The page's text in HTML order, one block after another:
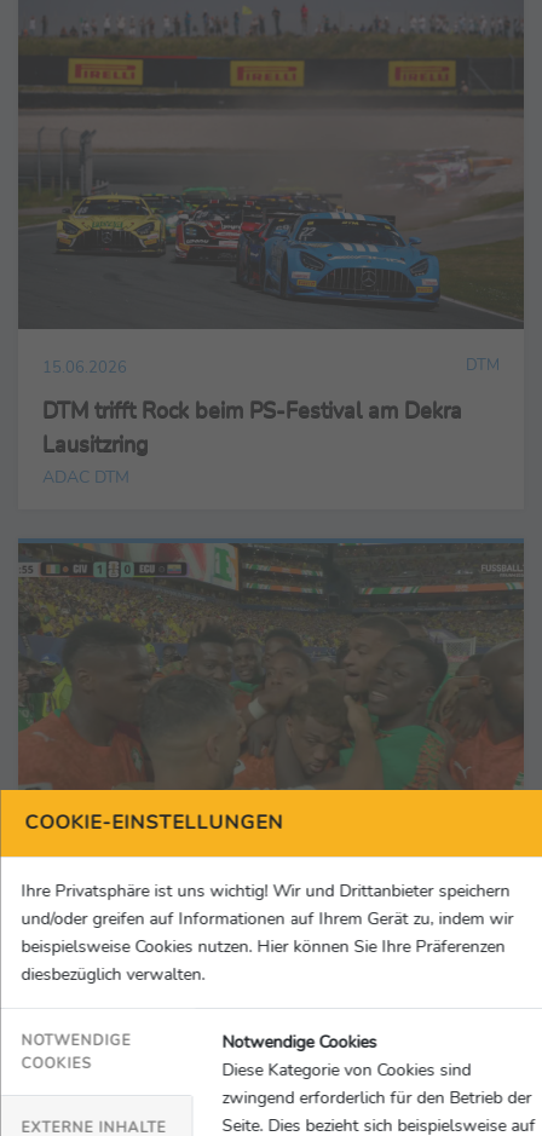
15.06.2026 DTM
DTM trifft Rock beim PS-Festival am Dekra
Lausitzring
ADAC DTM
15.06.2026 Fußball
„Deutschland wird die Gruppe gewinnen!“
nächsten beiden Spiele werden ein ganz
anderes Kaliber“ – Elfenbeinküste jubelt dank
Amad Diallos Joker-Tor
MagentaSport / Jörg Krause, thinXpool TV GmbH
COOKIE-EINSTELLUNGEN
Ihre Privatsphäre ist uns wichtig! Wir und Drittanbieter speichern
und/oder greifen auf Informationen auf Ihrem Gerät zu, indem wir
beispielsweise Cookies nutzen. Hier können Sie Ihre Präferenzen
diesbezüglich verwalten.
NOTWENDIGE
COOKIES
EXTERNE INHALTE
Notwendige Cookies
Diese Kategorie von Cookies sind
zwingend erforderlich für den Betrieb der
Seite. Dies bezieht sich beispielsweise auf